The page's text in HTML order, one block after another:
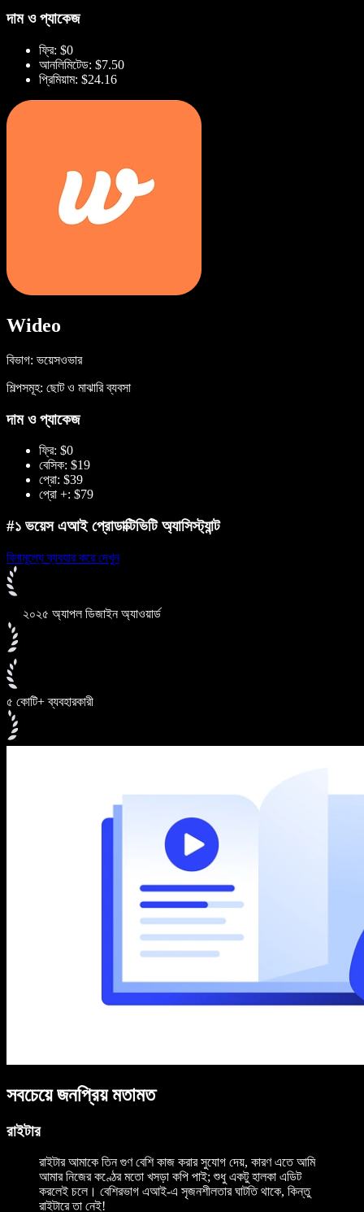
দাম ও প্যাকেজ
ফ্রি: $0
আনলিমিটেড: $7.50
প্রিমিয়াম: $24.16
Wideo
বিভাগ: ভয়েসওভার
শিল্পসমূহ: ছোট ও মাঝারি ব্যবসা
দাম ও প্যাকেজ
ফ্রি: $0
বেসিক: $19
প্রো: $39
প্রো +: $79
#১ ভয়েস এআই প্রোডাক্টিভিটি অ্যাসিস্ট্যান্ট
বিনামূল্যে ব্যবহার করে দেখুন
২০২৫ অ্যাপল ডিজাইন অ্যাওয়ার্ড
৫ কোটি+ ব্যবহারকারী
সবচেয়ে জনপ্রিয় মতামত
রাইটার
রাইটার আমাকে তিন গুণ বেশি কাজ করার সুযোগ দেয়, কারণ এতে আমি
আমার নিজের কণ্ঠের মতো খসড়া কপি পাই; শুধু একটু হালকা এডিট
করলেই চলে। বেশিরভাগ এআই-এ সৃজনশীলতার ঘাটতি থাকে, কিন্তু
রাইটারে তা নেই!